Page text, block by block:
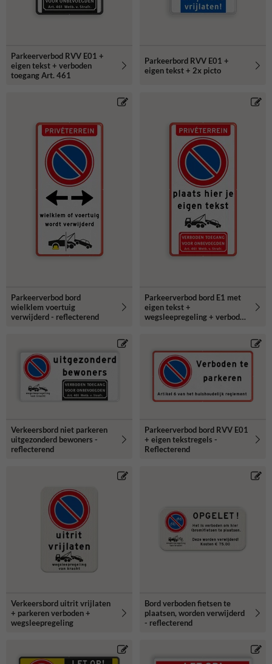
Parkeerverbod RVV E01 +
eigen tekst + verboden
toegang Art. 461
Parkeerbord RVV E01 +
eigen tekst + 2x picto
Parkeerverbod bord
wielklem voertuig
verwijderd - reflecterend
Parkeerverbod bord E1 met
eigen tekst +
wegsleepregeling + verboden
Verkeersbord niet parkeren
uitgezonderd bewoners -
reflecterend
Parkeerverbod bord RVV E01
+ eigen tekstregels -
Reflecterend
Verkeersbord uitrit vrijlaten
+ parkeren verboden +
wegsleepregeling
Bord verboden fietsen te
plaatsen, worden verwijderd
- reflecterend